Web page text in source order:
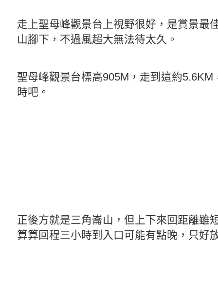
走上聖母峰觀景台上視野很好，是賞景最
山腳下，不過風超大無法待太久。
聖母峰觀景台標高905M，走到這約5.6KM
時吧。
正後方就是三角崙山，但上下來回距離雖
算算回程三小時到入口可能有點晚，只好